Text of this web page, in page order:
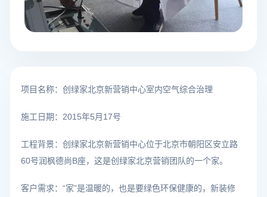
项目名称：创绿家北京新营销中心室内空气综合治理
施工日期：2015年5月17号
工程背景：创绿家北京新营销中心位于北京市朝阳区安立路
60号润枫德尚B座，这是创绿家北京营销团队的一个家。
客户需求：“家”是温暖的，也是要绿色环保健康的，新装修